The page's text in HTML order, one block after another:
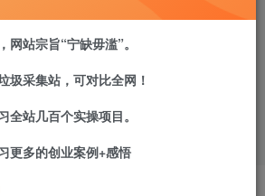
站宗旨“宁缺毋滥”。
圾采集站，可对比全网！
全站几百个实操项目。
更多的创业案例+感悟